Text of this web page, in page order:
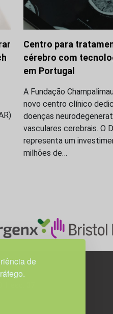
de
Centro para
cérebro com
em Portugal
A Fundação
novo centro clínico
doenças
vasculares cerebrais. O
representa um
milhões de…